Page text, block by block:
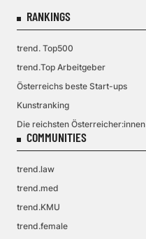
RANKINGS
trend. Top500
trend.Top Arbeitgeber
Österreichs beste Start-ups
Kunstranking
Die reichsten Österreicher:innen
COMMUNITIES
trend.law
trend.med
trend.KMU
trend.female